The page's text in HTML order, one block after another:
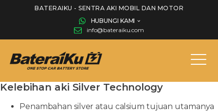
BATERAIKU - SENTRA AKI MOBIL DAN MOTOR
HUBUNGI KAMI
info@bateraiku.com
Kelebihan aki Silver Technology
Penambahan silver atau calsium tujuan utamanya